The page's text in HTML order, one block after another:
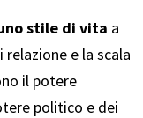
stile di vita a
e la scala
il potere
politico e dei